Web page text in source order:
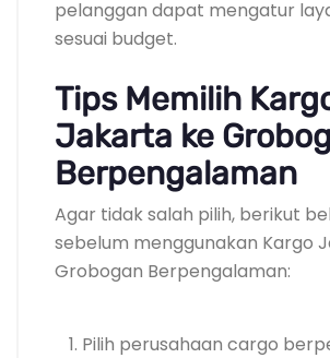
pelanggan dapat mengatur
sesuai budget.
Tips Memilih
Jakarta ke
Berpengalaman
Agar tidak salah pilih, berikut
sebelum menggunakan Kargo
Grobogan Berpengalaman:
Pilih perusahaan cargo